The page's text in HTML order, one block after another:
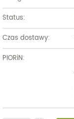
Status:
Czas dostawy:
PIORiN: